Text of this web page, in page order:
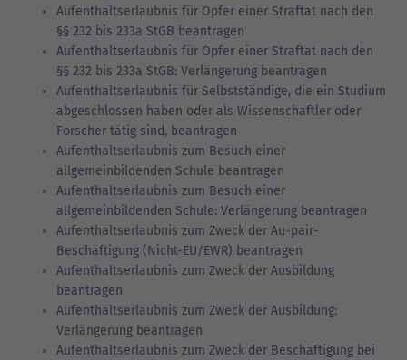
Aufenthaltserlaubnis für Opfer einer Straftat nach den
§§ 232 bis 233a StGB beantragen
Aufenthaltserlaubnis für Opfer einer Straftat nach den
§§ 232 bis 233a StGB: Verlängerung beantragen
Aufenthaltserlaubnis für Selbstständige, die ein Studium
abgeschlossen haben oder als Wissenschaftler oder
Forscher tätig sind, beantragen
Aufenthaltserlaubnis zum Besuch einer
allgemeinbildenden Schule beantragen
Aufenthaltserlaubnis zum Besuch einer
allgemeinbildenden Schule: Verlängerung beantragen
Aufenthaltserlaubnis zum Zweck der Au-pair-
Beschäftigung (Nicht-EU/EWR) beantragen
Aufenthaltserlaubnis zum Zweck der Ausbildung
beantragen
Aufenthaltserlaubnis zum Zweck der Ausbildung:
Verlängerung beantragen
Aufenthaltserlaubnis zum Zweck der Beschäftigung bei